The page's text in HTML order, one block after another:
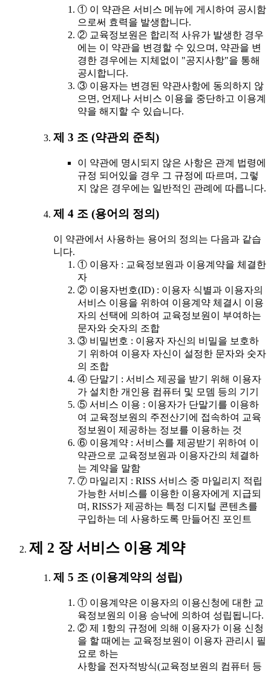
① 이 약관은 서비스 메뉴에 게시하여 공시함
으로써 효력을 발생합니다.
② 교육정보원은 합리적 사유가 발생한 경우
에는 이 약관을 변경할 수 있으며, 약관을 변
경한 경우에는 지체없이 "공지사항"을 통해
공시합니다.
③ 이용자는 변경된 약관사항에 동의하지 않
으면, 언제나 서비스 이용을 중단하고 이용계
약을 해지할 수 있습니다.
제 3 조 (약관외 준칙)
이 약관에 명시되지 않은 사항은 관계 법령에
규정 되어있을 경우 그 규정에 따르며, 그렇
지 않은 경우에는 일반적인 관례에 따릅니다.
제 4 조 (용어의 정의)
이 약관에서 사용하는 용어의 정의는 다음과 같습
니다.
① 이용자 : 교육정보원과 이용계약을 체결한
자
② 이용자번호(ID) : 이용자 식별과 이용자의
서비스 이용을 위하여 이용계약 체결시 이용
자의 선택에 의하여 교육정보원이 부여하는
문자와 숫자의 조합
③ 비밀번호 : 이용자 자신의 비밀을 보호하
기 위하여 이용자 자신이 설정한 문자와 숫자
의 조합
④ 단말기 : 서비스 제공을 받기 위해 이용자
가 설치한 개인용 컴퓨터 및 모뎀 등의 기기
⑤ 서비스 이용 : 이용자가 단말기를 이용하
여 교육정보원의 주전산기에 접속하여 교육
정보원이 제공하는 정보를 이용하는 것
⑥ 이용계약 : 서비스를 제공받기 위하여 이
약관으로 교육정보원과 이용자간의 체결하
는 계약을 말함
⑦ 마일리지 : RISS 서비스 중 마일리지 적립
가능한 서비스를 이용한 이용자에게 지급되
며, RISS가 제공하는 특정 디지털 콘텐츠를
구입하는 데 사용하도록 만들어진 포인트
제 2 장 서비스 이용 계약
제 5 조 (이용계약의 성립)
① 이용계약은 이용자의 이용신청에 대한 교
육정보원의 이용 승낙에 의하여 성립됩니다.
② 제 1항의 규정에 의해 이용자가 이용 신청
을 할 때에는 교육정보원이 이용자 관리시 필
요로 하는
사항을 전자적방식(교육정보원의 컴퓨터 등